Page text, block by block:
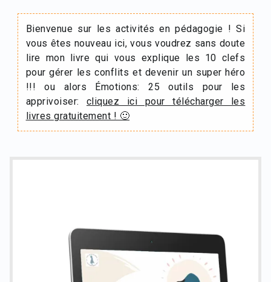
Bienvenue sur les activités en pédagogie ! Si
vous êtes nouveau ici, vous voudrez sans doute
lire mon livre qui vous explique les 10 clefs
pour gérer les conflits et devenir un super héro
!!! ou alors Émotions: 25 outils pour les
apprivoiser: cliquez ici pour télécharger les
livres gratuitement ! 🙂